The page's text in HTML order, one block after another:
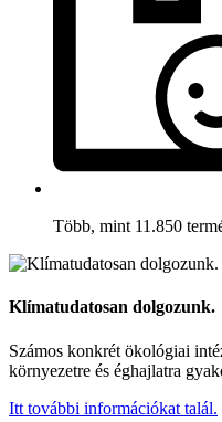
Több, mint 11.850
Klímatudatosan dolgozunk.
Számos konkrét ökológiai
környezetre és éghajlatra
Itt további információkat talál.